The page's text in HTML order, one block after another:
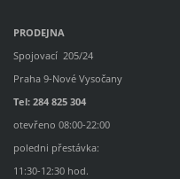
PRODEJNA
Spojovací 205/24
Praha 9-Nové Vysočany
Tel: 284 825 304
otevřeno 08:00-22:00
poledni přestávka:
11:30-12:30 hod.